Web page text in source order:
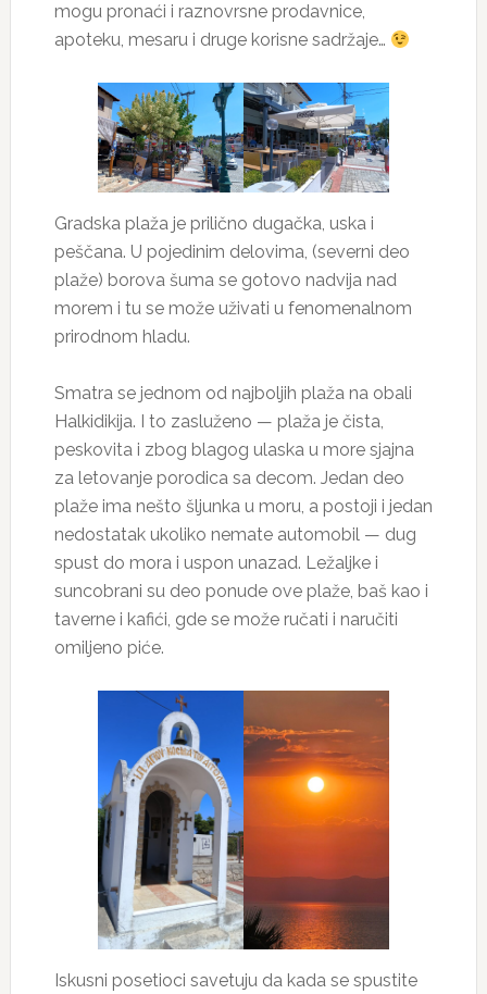
mogu pronaći i raznovrsne prodavnice,
apoteku, mesaru i druge korisne sadržaje…
Gradska plaža je prilično dugačka, uska i
peščana. U pojedinim delovima, (severni deo
plaže) borova šuma se gotovo nadvija nad
morem i tu se može uživati u fenomenalnom
prirodnom hladu.
Smatra se jednom od najboljih plaža na obali
Halkidikija. I to zasluženo — plaža je čista,
peskovita i zbog blagog ulaska u more sjajna
za letovanje porodica sa decom. Jedan deo
plaže ima nešto šljunka u moru, a postoji i jedan
nedostatak ukoliko nemate automobil — dug
spust do mora i uspon unazad. Ležaljke i
suncobrani su deo ponude ove plaže, baš kao i
taverne i kafići, gde se može ručati i naručiti
omiljeno piće.
Iskusni posetioci savetuju da kada se spustite